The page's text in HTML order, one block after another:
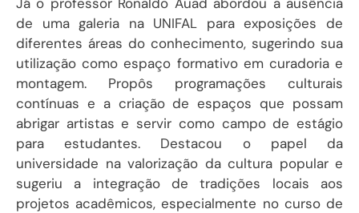
de uma galeria na UNIFAL para exposições de
diferentes áreas do conhecimento, sugerindo sua
utilização como espaço formativo em curadoria e
montagem. Propôs programações culturais
contínuas e a criação de espaços que possam
abrigar artistas e servir como campo de estágio
para estudantes. Destacou o papel da
universidade na valorização da cultura popular e
sugeriu a integração de tradições locais aos
projetos acadêmicos, especialmente no curso de